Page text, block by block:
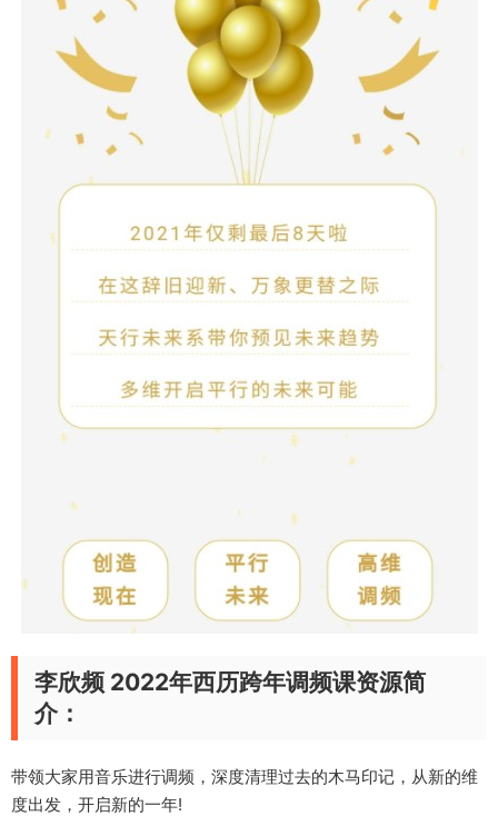
李欣频 2022年西历跨年调频课资源简
介：
带领大家用音乐进行调频，深度清理过去的木马印记，从新的维
度出发，开启新的一年!